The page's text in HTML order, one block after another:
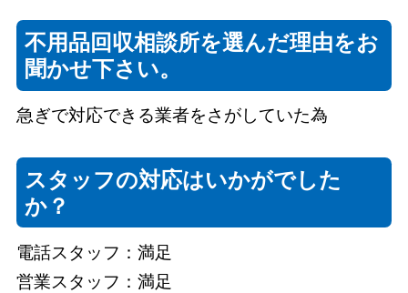
不用品回収相談所を選んだ理由をお
聞かせ下さい。
急ぎで対応できる業者をさがしていた為
スタッフの対応はいかがでした
か？
電話スタッフ：満足
営業スタッフ：満足